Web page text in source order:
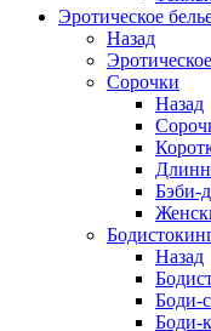
Эротическое
Назад
Сорочки
Назад
Бэби-
Назад
Боди-
Боди-